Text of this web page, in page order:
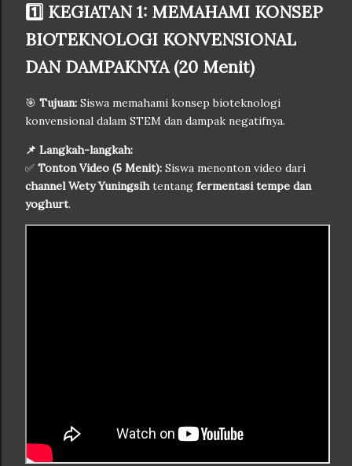
1️⃣ KEGIATAN 1: MEMAHAMI KONSEP
BIOTEKNOLOGI KONVENSIONAL
DAN DAMPAKNYA (20 Menit)
🎯 Tujuan: Siswa memahami konsep bioteknologi
konvensional dalam STEM dan dampak negatifnya.
📌 Langkah-langkah:
✅ Tonton Video (5 Menit): Siswa menonton video dari
channel Wety Yuningsihtentang fermentasi tempe dan
yoghurt.